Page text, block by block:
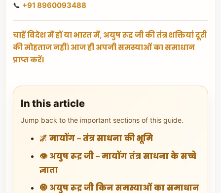
📞 +91 8960093488
चाहें विदेश में हों या भारत में, अयुष रूद्र जी की तंत्र शक्तियां दूरी
की मोहताज नहीं। आज ही अपनी समस्याओं का समाधान
प्राप्त करें।
In this article
Jump back to the important sections of this guide.
🌌 मायोंग – तंत्र साधना की भूमि
👁️ अयुष रूद्र जी – मायोंग तंत्र साधना के सच्चे
ज्ञाता
🧿 अयुष रूद्र जी किन समस्याओं का समाधान